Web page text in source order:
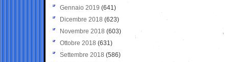
Gennaio 2019 (641)
Dicembre 2018 (623)
Novembre 2018 (603)
Ottobre 2018 (631)
Settembre 2018 (586)